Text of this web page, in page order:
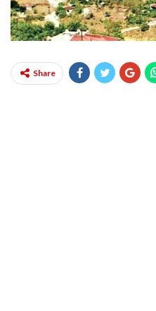
Share